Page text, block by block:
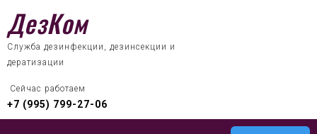
ДезКом
Служба дезинфекции, дезинсекции и
дератизации
Сейчас работаем
+7 (995) 799-27-06